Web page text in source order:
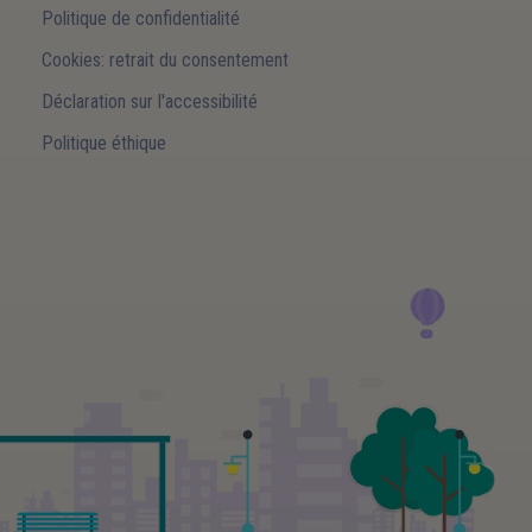
Politique de confidentialité
Cookies: retrait du consentement
Déclaration sur l'accessibilité
Politique éthique